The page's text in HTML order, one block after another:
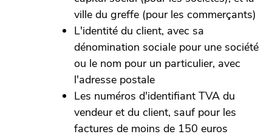
ville du greffe (pour les commerçants)
L'identité du client, avec sa
dénomination sociale pour une société
ou le nom pour un particulier, avec
l'adresse postale
Les numéros d'identifiant TVA du
vendeur et du client, sauf pour les
factures de moins de 150 euros